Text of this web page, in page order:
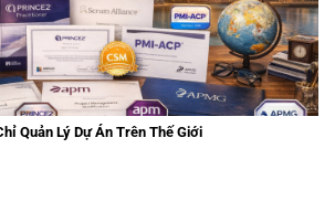
Quản Lý Dự Án Trên Thế Giới